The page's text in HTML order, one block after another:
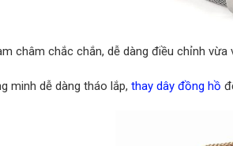
châm chắc chắn, dễ dàng điều chỉnh
minh dễ dàng tháo lắp, thay dây đồng hồ